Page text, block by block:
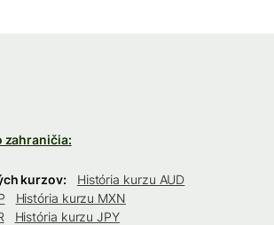
zahraničia:
kurzov:
História kurzu AUD
História kurzu MXN
História kurzu JPY